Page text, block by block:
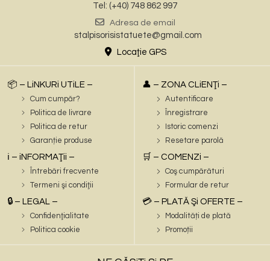
Tel: (+40) 748 862 997
Adresa de email
stalpisorisistatuete@gmail.com
Locaţie GPS
📦 – LiNKURi UTiLE –
Cum cumpăr?
Politica de livrare
Politica de retur
Garanție produse
ℹ️ – iNFORMAŢii –
Întrebări frecvente
Termeni şi condiţii
🔒 – LEGAL –
Confidenţialitate
Politica cookie
👤 – ZONA CLiENŢi –
Autentificare
Înregistrare
Istoric comenzi
Resetare parolă
🛒 – COMENZi –
Coş cumpărături
Formular de retur
💳 – PLATĂ Şi OFERTE –
Modalități de plată
Promoții